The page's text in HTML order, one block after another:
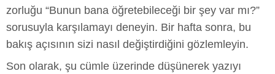
zorluğu “Bunun bana öğretebileceği bir şey var mı?”
sorusuyla karşılamayı deneyin. Bir hafta sonra, bu
bakış açısının sizi nasıl değiştirdiğini gözlemleyin.
Son olarak, şu cümle üzerinde düşünerek yazıyı